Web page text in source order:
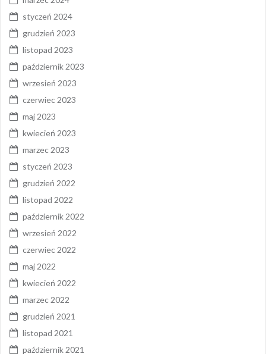
styczeń 2024
grudzień 2023
listopad 2023
październik 2023
wrzesień 2023
czerwiec 2023
maj 2023
kwiecień 2023
marzec 2023
styczeń 2023
grudzień 2022
listopad 2022
październik 2022
wrzesień 2022
czerwiec 2022
maj 2022
kwiecień 2022
marzec 2022
grudzień 2021
listopad 2021
październik 2021